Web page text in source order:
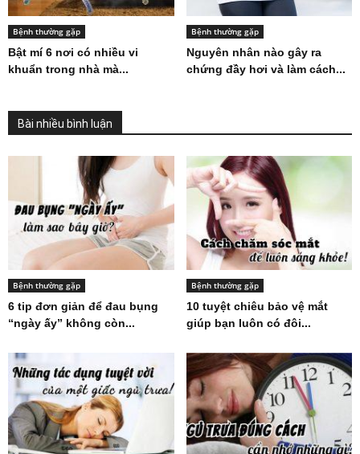
Bệnh thường gặp
Bật mí 6 nơi có nhiều vi
khuẩn trong nhà mà...
Bệnh thường gặp
Nguyên nhân nào gây ra
chứng đầy hơi và làm cách...
Bài nhiều bình luận
Bệnh thường gặp
6 tip đơn giản để đau bụng
“ngày ấy” không còn...
Bệnh thường gặp
10 tuyệt chiêu bảo vệ mắt
giúp bạn luôn có đôi...